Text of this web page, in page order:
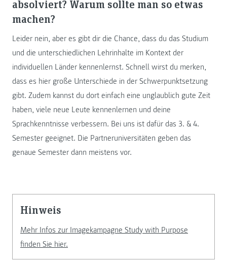
absolviert? Warum sollte man so etwas
machen?
Leider nein, aber es gibt dir die Chance, dass du das Studium
und die unterschiedlichen Lehrinhalte im Kontext der
individuellen Länder kennenlernst. Schnell wirst du merken,
dass es hier große Unterschiede in der Schwerpunktsetzung
gibt. Zudem kannst du dort einfach eine unglaublich gute Zeit
haben, viele neue Leute kennenlernen und deine
Sprachkenntnisse verbessern. Bei uns ist dafür das 3. & 4.
Semester geeignet. Die Partneruniversitäten geben das
genaue Semester dann meistens vor.
Hinweis
Mehr Infos zur Imagekampagne Study with Purpose
finden Sie hier.